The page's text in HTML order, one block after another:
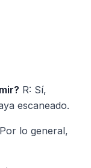
R: Sí,
escaneado.
lo general,